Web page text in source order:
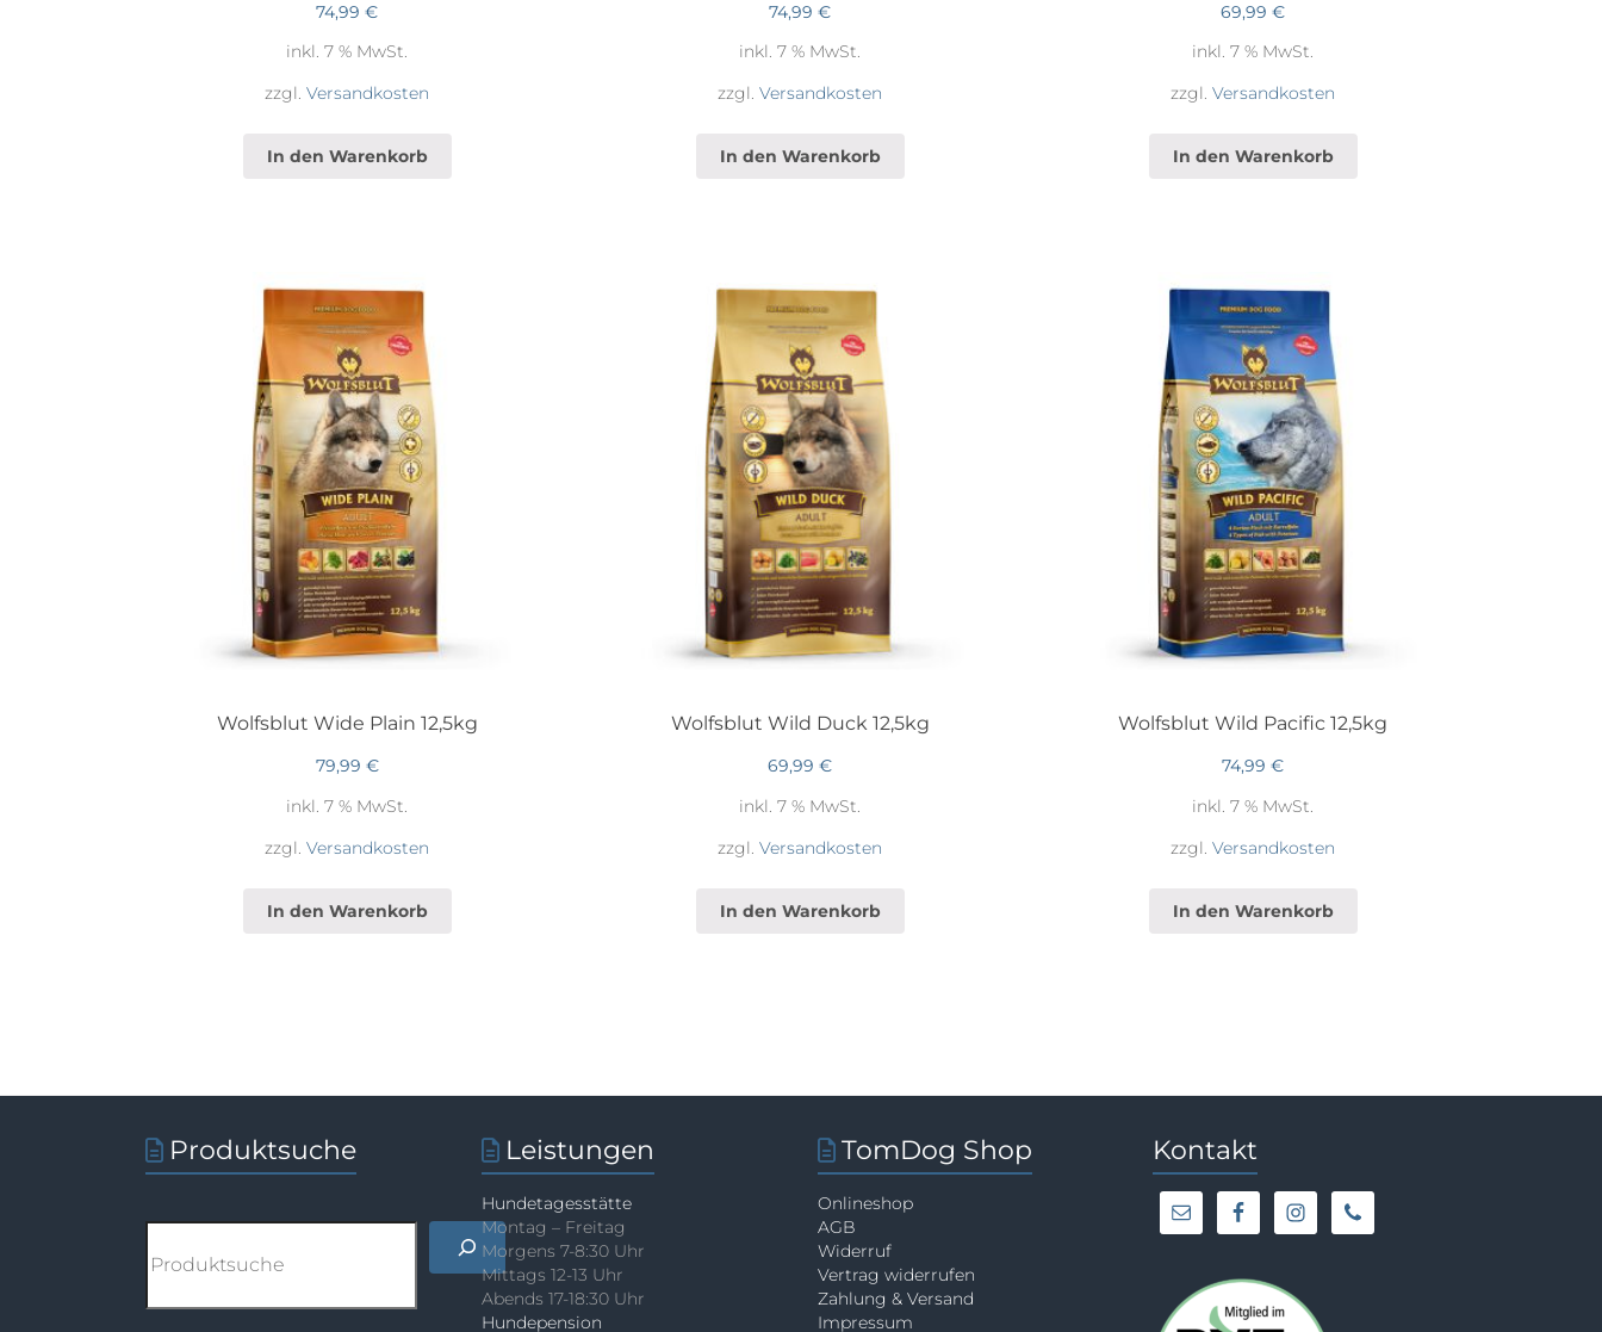
74,99€
inkl. 7 % MwSt.
zzgl.Versandkosten
In den Warenkorb
74,99€
inkl. 7 % MwSt.
zzgl.Versandkosten
In den Warenkorb
69,99€
inkl. 7 % MwSt.
zzgl.Versandkosten
In den Warenkorb
Wolfsblut Wide Plain 12,5kg
79,99 €
inkl. 7 % MwSt.
zzgl.Versandkosten
In den Warenkorb
Wolfsblut Wild Duck 12,5kg
69,99€
inkl. 7 % MwSt.
zzgl.Versandkosten
In den Warenkorb
Wolfsblut Wild Pacific 12,5kg
74,99€
inkl. 7 % MwSt.
zzgl.Versandkosten
In den Warenkorb
Produktsuche Leistungen
Hundetagesstätte
Montag – Freitag
Morgens 7-8:30 Uhr
Mittags 12-13 Uhr
Abends 17-18:30 Uhr
Hundepension
TomDog Shop
Onlineshop
AGB
Widerruf
Vertrag widerrufen
Zahlung & Versand
Impressum
Kontakt